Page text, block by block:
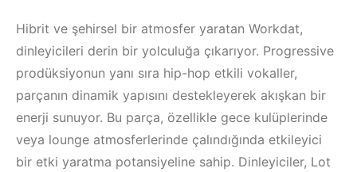
Hibrit ve şehirsel bir atmosfer yaratan Workdat,
dinleyicileri derin bir yolculuğa çıkarıyor. Progressive
prodüksiyonun yanı sıra hip-hop etkili vokaller,
parçanın dinamik yapısını destekleyerek akışkan bir
enerji sunuyor. Bu parça, özellikle gece kulüplerinde
veya lounge atmosferlerinde çalındığında etkileyici
bir etki yaratma potansiyeline sahip. Dinleyiciler, Lot